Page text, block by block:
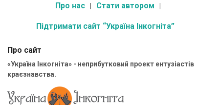
Про нас Стати автором
Підтримати сайт “Україна Інкогніта”
Про сайт
«Україна Інкогніта» - неприбутковий проект ентузіастів
краєзнавства.